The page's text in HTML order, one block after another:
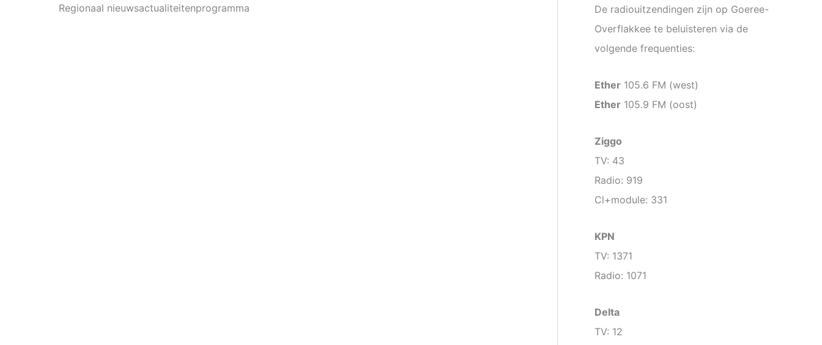
Regionaal nieuwsactualiteitenprogramma
De radiouitzendingen zijn op Goeree-
Overflakkee te beluisteren via de
volgende frequenties:
Ether 105.6 FM (west)
Ether 105.9 FM (oost)
Ziggo
TV: 43
Radio: 919
Cl+module: 331
KPN
TV: 1371
Radio: 1071
Delta
TV: 12